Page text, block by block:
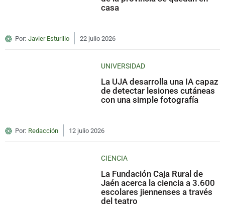
casa
Por: Javier Esturillo 22 julio 2026
UNIVERSIDAD
La UJA desarrolla una IA capaz
de detectar lesiones cutáneas
con una simple fotografía
Por: Redacción 12 julio 2026
CIENCIA
La Fundación Caja Rural de
Jaén acerca la ciencia a 3.600
escolares jiennenses a través
del teatro